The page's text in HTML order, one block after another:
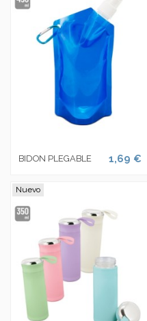
BIDON PLEGABLE 1,69 €
Nuevo